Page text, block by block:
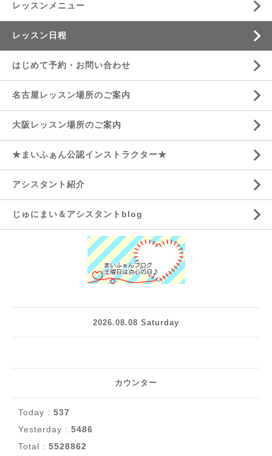
レッスンメニュー
レッスン日程
はじめて予約・お問い合わせ
名古屋レッスン場所のご案内
大阪レッスン場所のご案内
★まいふぁん公認インストラクター★
アシスタント紹介
じゅにまい＆アシスタントblog
2026.08.08 Saturday
カウンター
Today : 537
Yesterday : 5486
Total : 5528862